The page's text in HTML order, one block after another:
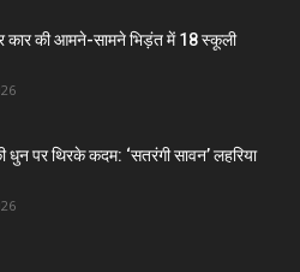
की आमने-सामने भिड़ंत में 18 स्कूली
धुन पर थिरके कदम: ‘सतरंगी सावन’ लहरिया